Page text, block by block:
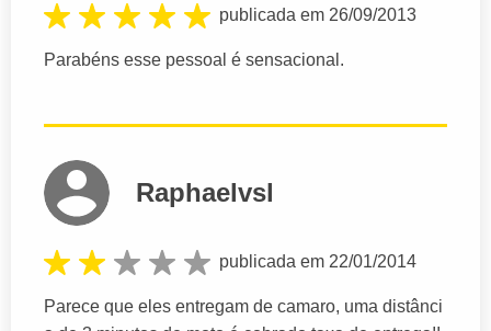
publicada em 26/09/2013
Parabéns esse pessoal é sensacional.
Raphaelvsl
publicada em 22/01/2014
Parece que eles entregam de camaro, uma distânci